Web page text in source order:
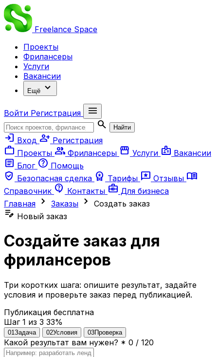
Freelance Space
Проекты
Фрилансеры
Услуги
Вакансии
Ещё expand_more
Войти Регистрация
menu
search
Найти
login Вход person_add Регистрация
work Проекты group Фрилансеры storefront Услуги badge Вакансии
article Блог help Помощь
verified_user Безопасная сделка workspace_premium Тарифы reviews Отзывы menu_book
Справочник contact_support Контакты business_center Для бизнеса
Главная chevron_right Заказы chevron_right Создать заказ
edit_note Новый заказ
Создайте заказ для
фрилансеров
Три коротких шага: опишите результат, задайте
условия и проверьте заказ перед публикацией.
Публикация бесплатна
Шаг 1 из 3 33%
01 Задача 02Условия 03Проверка
Какой результат вам нужен? * 0 / 120